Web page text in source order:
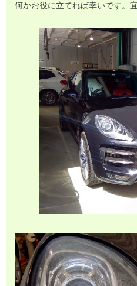
何かお役に立てれば幸いです。